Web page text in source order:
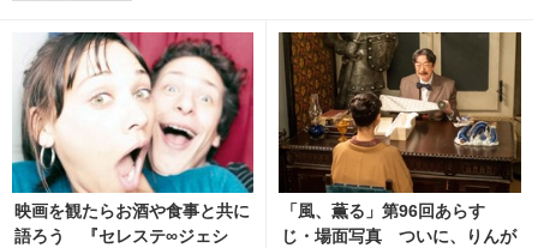
映画を観たらお酒や食事と共に
語ろう 『セレステ∞ジェシ
「風、薫る」第96回あらす
じ・場面写真 ついに、りんが